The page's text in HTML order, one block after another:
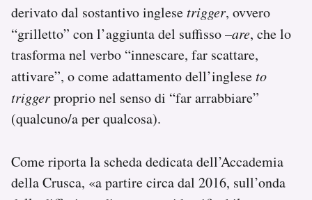
derivato dal sostantivo inglesetrigger, ovvero
“grilletto” con l’aggiunta del suffisso –are, che lo
trasforma nel verbo “innescare, far scattare,
attivare”, o come adattamento dell’ingleseto
triggerproprio nel senso di “far arrabbiare”
(qualcuno/a per qualcosa).
Come riporta la scheda dedicata dell’Accademia
della Crusca, «a partire circa dal 2016, sull’onda